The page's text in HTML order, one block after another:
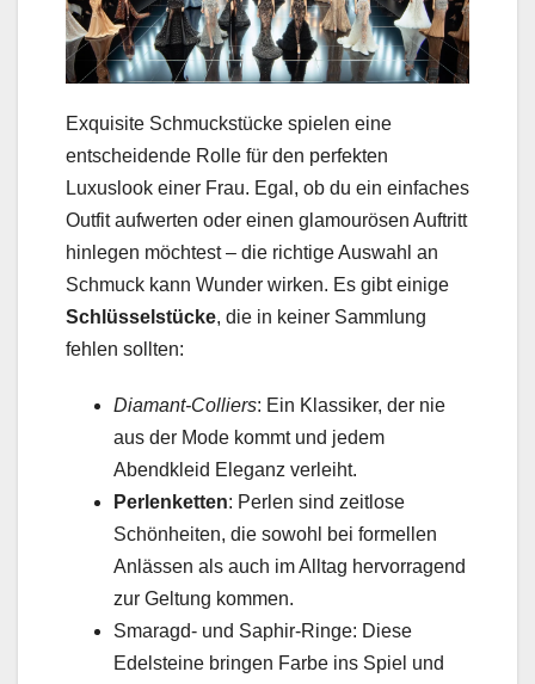
Exquisite Schmuckstücke spielen eine
entscheidende Rolle für den perfekten
Luxuslook einer Frau. Egal, ob du ein einfaches
Outfit aufwerten oder einen glamourösen Auftritt
hinlegen möchtest – die richtige Auswahl an
Schmuck kann Wunder wirken. Es gibt einige
Schlüsselstücke, die in keiner Sammlung
fehlen sollten:
Diamant-Colliers: Ein Klassiker, der nie
aus der Mode kommt und jedem
Abendkleid Eleganz verleiht.
Perlenketten: Perlen sind zeitlose
Schönheiten, die sowohl bei formellen
Anlässen als auch im Alltag hervorragend
zur Geltung kommen.
Smaragd- und Saphir-Ringe: Diese
Edelsteine bringen Farbe ins Spiel und